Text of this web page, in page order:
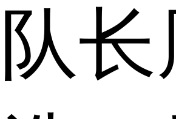
队长